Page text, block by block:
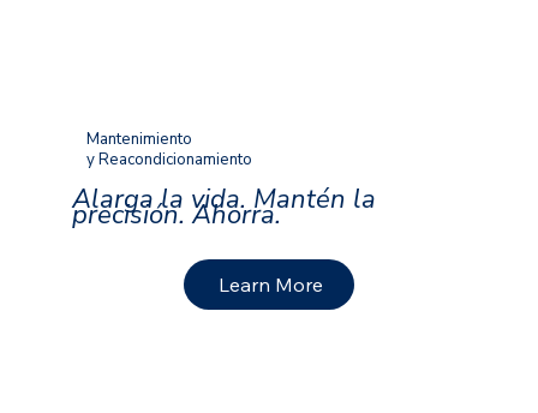
Mantenimiento
y Reacondicionamiento
Alarga la vida. Mantén la
precisión. Ahorra.
Learn More